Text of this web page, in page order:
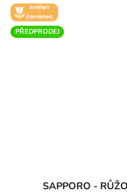
🌼 KVĚT -
ČERVEN
PŘEDPRODEJ
SAPPORO -